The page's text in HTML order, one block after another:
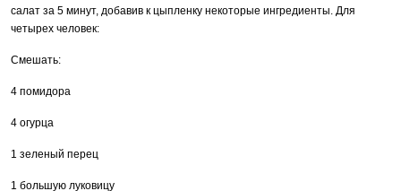
салат за 5 минут, добавив к цыпленку некоторые ингредиенты. Для
четырех человек:
Смешать:
4 помидора
4 огурца
1 зеленый перец
1 большую луковицу